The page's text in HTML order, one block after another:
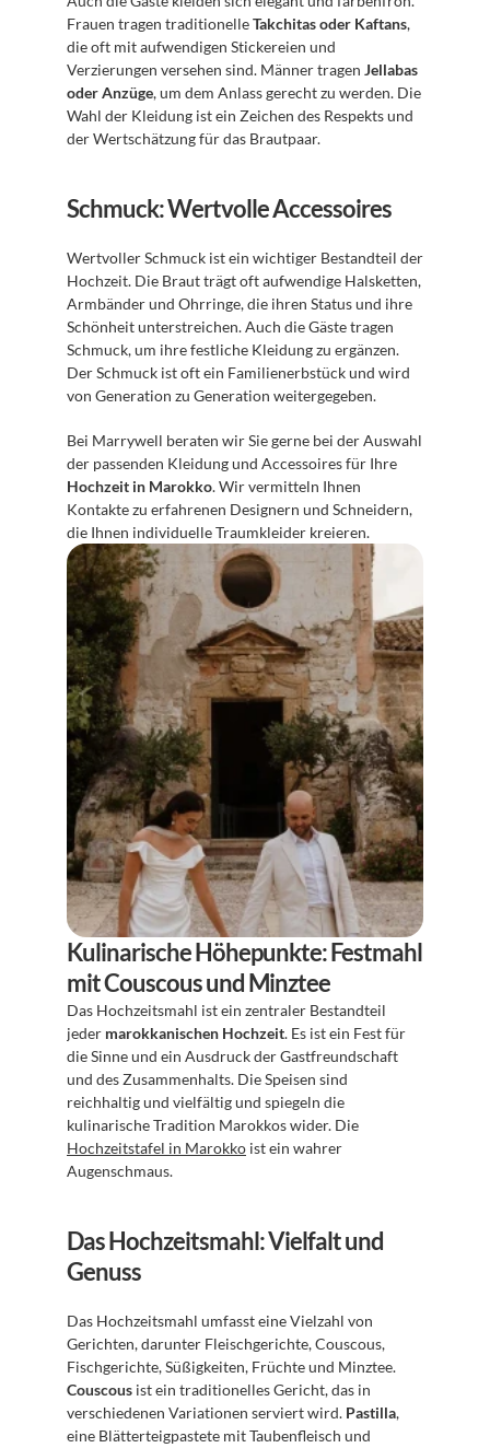
Frauen tragen traditionelle Takchitas oder Kaftans,
die oft mit aufwendigen Stickereien und
Verzierungen versehen sind. Männer tragen Jellabas
oder Anzüge, um dem Anlass gerecht zu werden. Die
Wahl der Kleidung ist ein Zeichen des Respekts und
der Wertschätzung für das Brautpaar.
Schmuck: Wertvolle Accessoires
Wertvoller Schmuck ist ein wichtiger Bestandteil der
Hochzeit. Die Braut trägt oft aufwendige Halsketten,
Armbänder und Ohrringe, die ihren Status und ihre
Schönheit unterstreichen. Auch die Gäste tragen
Schmuck, um ihre festliche Kleidung zu ergänzen.
Der Schmuck ist oft ein Familienerbstück und wird
von Generation zu Generation weitergegeben.
Bei Marrywell beraten wir Sie gerne bei der Auswahl
Hochzeit in Marokko. Wir vermitteln Ihnen
Kontakte zu erfahrenen Designern und Schneidern,
die Ihnen individuelle Traumkleider kreieren.
Kulinarische Höhepunkte: Festmahl
mit Couscous und Minztee
Das Hochzeitsmahl ist ein zentraler Bestandteil
jeder marokkanischen Hochzeit. Es ist ein Fest für
die Sinne und ein Ausdruck der Gastfreundschaft
und des Zusammenhalts. Die Speisen sind
reichhaltig und vielfältig und spiegeln die
Hochzeitstafel in Marokko ist ein wahrer
Augenschmaus.
Das Hochzeitsmahl: Vielfalt und
Genuss
Das Hochzeitsmahl umfasst eine Vielzahl von
Gerichten, darunter Fleischgerichte, Couscous,
Couscous ist ein traditionelles Gericht, das in
verschiedenen Variationen serviert wird. Pastilla,
eine Blätterteigpastete mit Taubenfleisch und